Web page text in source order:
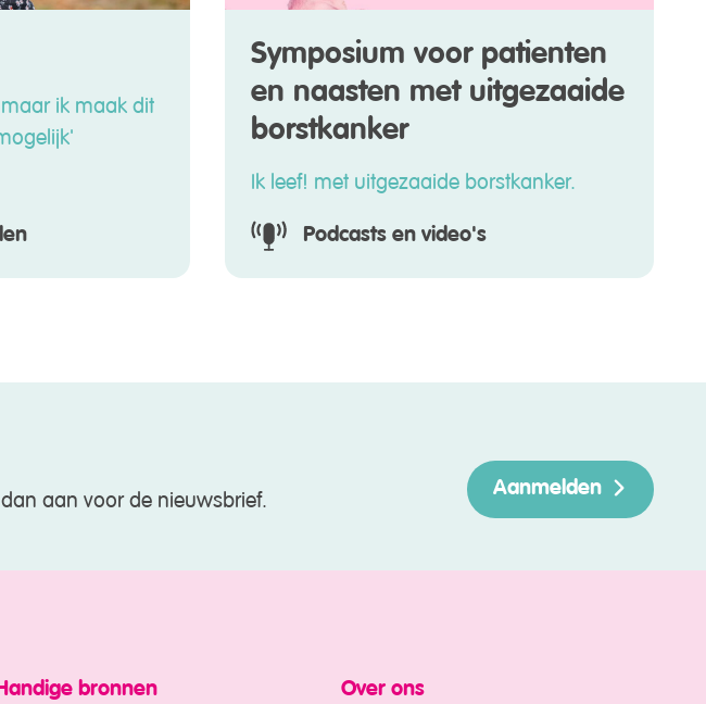
maar ik maak dit
Symposium voor patienten
en naasten met uitgezaaide
borstkanker
Ik leef! met uitgezaaide borstkanker.
Podcasts en video's
aan voor de nieuwsbrief. Aanmelden
bronnen Over ons